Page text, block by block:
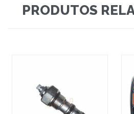
PRODUTOS